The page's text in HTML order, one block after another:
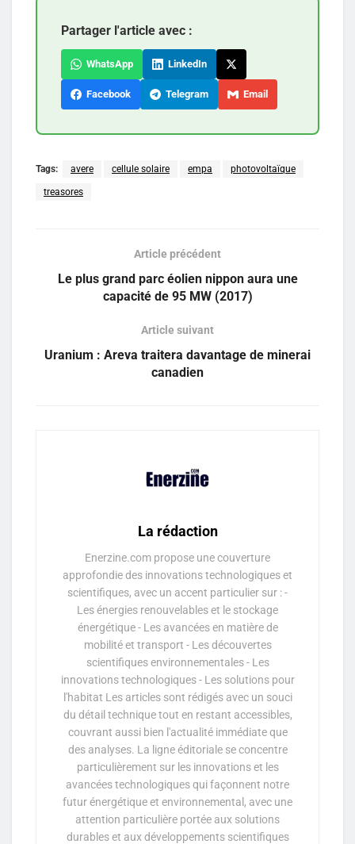
Partager l'article avec :
WhatsApp LinkedIn
Facebook Telegram Email
Tags: avere cellule solaire empa photovoltaïque
treasores
Article précédent
Le plus grand parc éolien nippon aura une
capacité de 95 MW (2017)
Article suivant
Uranium : Areva traitera davantage de minerai
canadien
La rédaction
Enerzine.com propose une couverture
approfondie des innovations technologiques et
scientifiques, avec un accent particulier sur : -
Les énergies renouvelables et le stockage
énergétique - Les avancées en matière de
mobilité et transport - Les découvertes
scientifiques environnementales - Les
innovations technologiques - Les solutions pour
l'habitat Les articles sont rédigés avec un souci
du détail technique tout en restant accessibles,
couvrant aussi bien l'actualité immédiate que
des analyses. La ligne éditoriale se concentre
particulièrement sur les innovations et les
avancées technologiques qui façonnent notre
futur énergétique et environnemental, avec une
attention particulière portée aux solutions
durables et aux développements scientifiques